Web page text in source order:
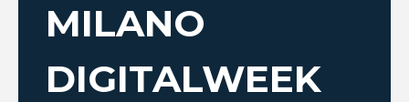
MILANO
DIGITALWEEK